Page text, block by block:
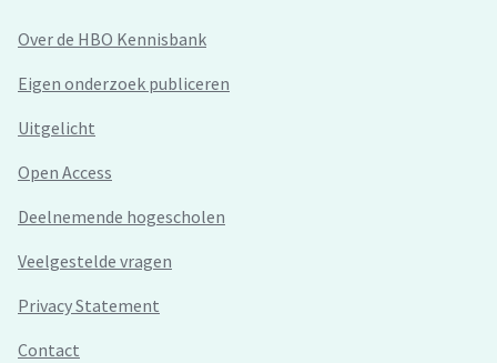
Over de HBO Kennisbank
Eigen onderzoek publiceren
Uitgelicht
Open Access
Deelnemende hogescholen
Veelgestelde vragen
Privacy Statement
Contact